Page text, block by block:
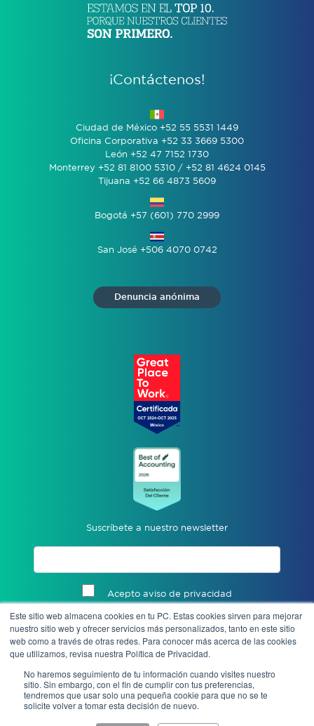
Este sitio web almacena cookies en tu PC. Estas cookies sirven para mejorar
nuestro sitio web y ofrecer servicios más personalizados, tanto en este sitio
web como a través de otras redes. Para conocer más acerca de las cookies
que utilizamos, revisa nuestra Política de Privacidad.
No haremos seguimiento de tu información cuando visites nuestro
sitio. Sin embargo, con el fin de cumplir con tus preferencias,
tendremos que usar solo una pequeña cookie para que no se te
solicite volver a tomar esta decisión de nuevo.
¡Contáctenos!
Ciudad de México +52 55 5531 1449
Oficina Corporativa +52 33 3669 5300
León +52 47 7152 1730
Monterrey +52 81 8100 5310 / +52 81 4624 0145
Tijuana +52 66 4873 5609
Bogotá +57 (601) 770 2999
San José +506 4070 0742
Denuncia anónima
Suscríbete a nuestro newsletter
Acepto aviso de privacidad
Enviar